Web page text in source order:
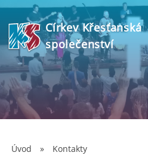
Církev Křesťanská
společenství
Úvod » Kontakty